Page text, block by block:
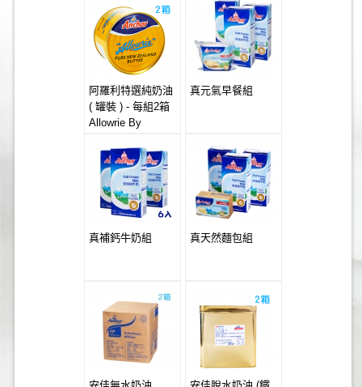
20x454g
(Unsalted)
阿羅利特選純奶油
( 罐裝 ) - 每組2箱
Allowrie By
Creamery Butter
24x454g Can
真元氣早餐組
真補鈣牛奶組 真天然麵包組